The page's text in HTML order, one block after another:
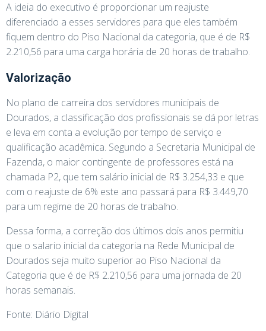
A ideia do executivo é proporcionar um reajuste
diferenciado a esses servidores para que eles também
fiquem dentro do Piso Nacional da categoria, que é de R$
2.210,56 para uma carga horária de 20 horas de trabalho.
Valorização
No plano de carreira dos servidores municipais de
Dourados, a classificação dos profissionais se dá por letras
e leva em conta a evolução por tempo de serviço e
qualificação acadêmica. Segundo a Secretaria Municipal de
Fazenda, o maior contingente de professores está na
chamada P2, que tem salário inicial de R$ 3.254,33 e que
com o reajuste de 6% este ano passará para R$ 3.449,70
para um regime de 20 horas de trabalho.
Dessa forma, a correção dos últimos dois anos permitiu
que o salario inicial da categoria na Rede Municipal de
Dourados seja muito superior ao Piso Nacional da
Categoria que é de R$ 2.210,56 para uma jornada de 20
horas semanais.
Fonte: Diário Digital